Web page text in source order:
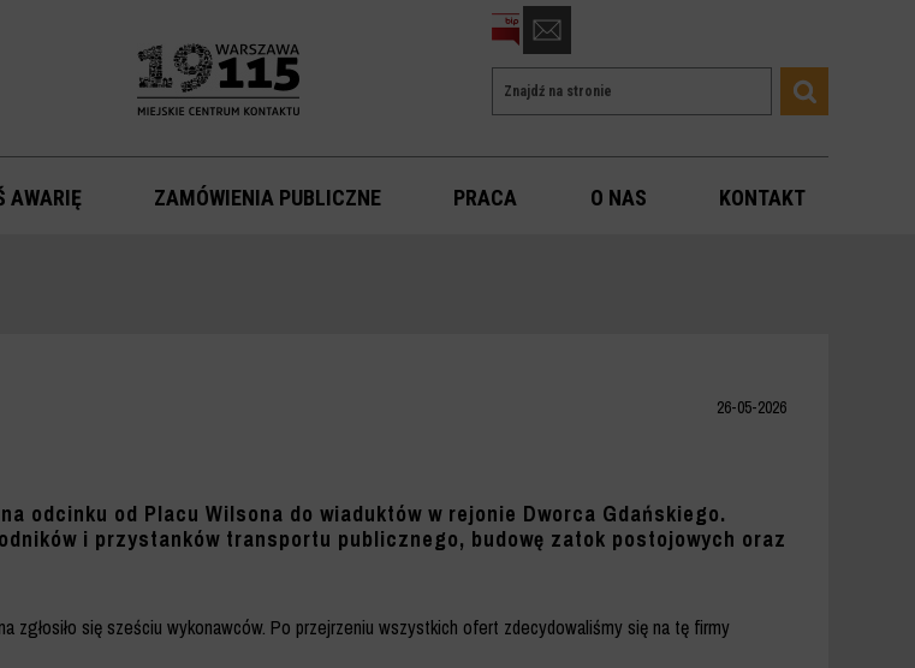
otwórz
formularz
kontaktowy
Wyszukiwarka
Wyszukiwana
fraza
AWARIĘ ZAMÓWIENIA PUBLICZNE PRACA O NAS KONTAKT
26-05-2026
odcinku od Placu Wilsona do wiaduktów w rejonie Dworca Gdańskiego.
i przystanków transportu publicznego, budowę zatok postojowych oraz
zgłosiło się sześciu wykonawców. Po przejrzeniu wszystkich ofert zdecydowaliśmy się na tę firmy